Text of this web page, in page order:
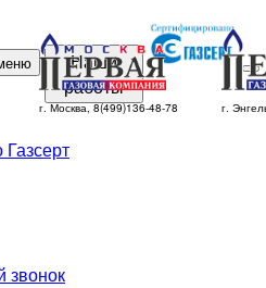
Наши
работы
г. Москва, 8(499)136-48-78 г.
звонок